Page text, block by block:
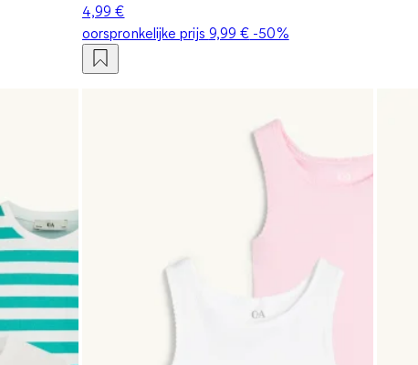
4,99 €
oorspronkelijke prijs 9,99 € -50%